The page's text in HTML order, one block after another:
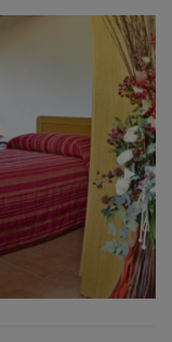
Next
Slide
▶︎